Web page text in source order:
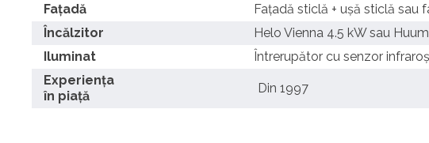
Fațadă
Fațadă sticlă + ușă sticlă sau
Încălzitor
Helo Vienna 4.5 kW sau
Iluminat
Întrerupător cu senzor
Experiența
în piață
Din 1997